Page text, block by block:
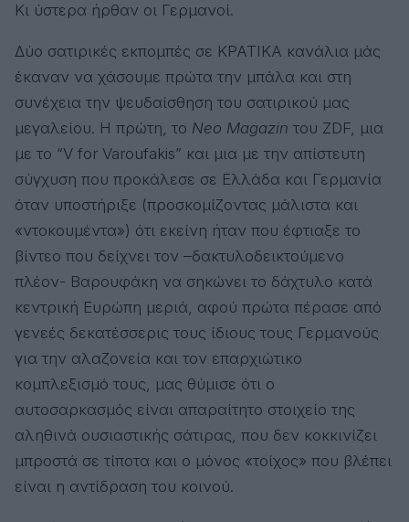
Κι ύστερα ήρθαν οι Γερμανοί.
Δύο σατιρικές εκπομπές σε ΚΡΑΤΙΚΑ κανάλια μάς
έκαναν να χάσουμε πρώτα την μπάλα και στη
συνέχεια την ψευδαίσθηση του σατιρικού μας
μεγαλείου. Η πρώτη, το Neo Magazin του ZDF, μια
με το “V for Varoufakis” και μια με την απίστευτη
σύγχυση που προκάλεσε σε Ελλάδα και Γερμανία
όταν υποστήριξε (προσκομίζοντας μάλιστα και
«ντοκουμέντα») ότι εκείνη ήταν που έφτιαξε το
βίντεο που δείχνει τον –δακτυλοδεικτούμενο
πλέον- Βαρουφάκη να σηκώνει το δάχτυλο κατά
κεντρική Ευρώπη μεριά, αφού πρώτα πέρασε από
γενεές δεκατέσσερις τους ίδιους τους Γερμανούς
για την αλαζονεία και τον επαρχιώτικο
κομπλεξισμό τους, μας θύμισε ότι ο
αυτοσαρκασμός είναι απαραίτητο στοιχείο της
αληθινά ουσιαστικής σάτιρας, που δεν κοκκινίζει
μπροστά σε τίποτα και ο μόνος «τοίχος» που βλέπει
είναι η αντίδραση του κοινού.